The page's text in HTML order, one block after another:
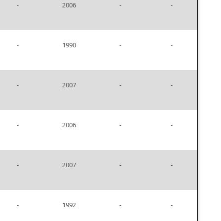
- 2006 - -
- 1990 - -
- 2007 - -
- 2006 - -
- 2007 - -
- 1992 - -